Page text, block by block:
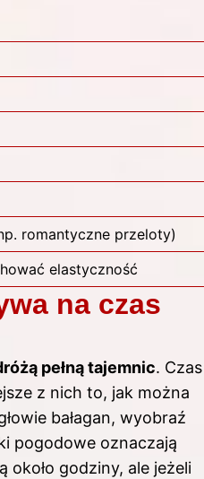
romantyczne przeloty)
elastyczność
na czas
pełną tajemnic. Czas
z nich to, jak można
bałagan, wyobraź
pogodowe oznaczają
godziny, ale jeżeli